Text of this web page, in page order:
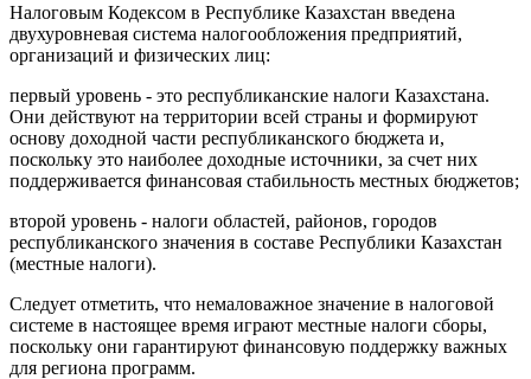
Налоговым Кодексом в Республике Казахстан введена
двухуровневая система налогообложения предприятий,
организаций и физических лиц:
первый уровень - это республиканские налоги Казахстана.
Они действуют на территории всей страны и формируют
основу доходной части республиканского бюджета и,
поскольку это наиболее доходные источники, за счет них
поддерживается финансовая стабильность местных бюджетов;
второй уровень - налоги областей, районов, городов
республиканского значения в составе Республики Казахстан
(местные налоги).
Следует отметить, что немаловажное значение в налоговой
системе в настоящее время играют местные налоги сборы,
поскольку они гарантируют финансовую поддержку важных
для региона программ.